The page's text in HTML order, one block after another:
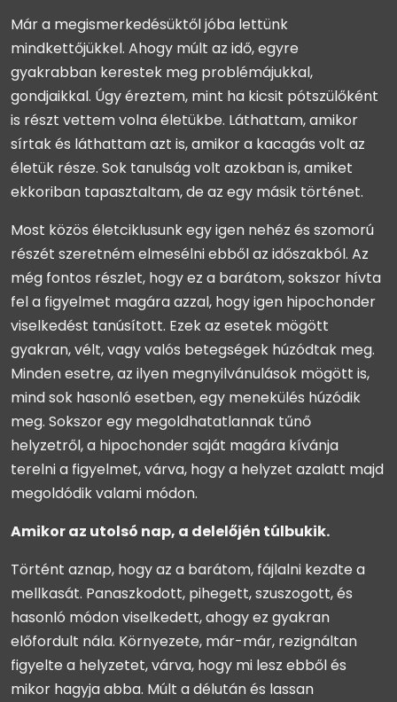
Már a megismerkedésüktől jóba lettünk
mindkettőjükkel. Ahogy múlt az idő, egyre
gyakrabban kerestek meg problémájukkal,
gondjaikkal. Úgy éreztem, mint ha kicsit pótszülőként
is részt vettem volna életükbe. Láthattam, amikor
sírtak és láthattam azt is, amikor a kacagás volt az
életük része. Sok tanulság volt azokban is, amiket
ekkoriban tapasztaltam, de az egy másik történet.
Most közös életciklusunk egy igen nehéz és szomorú
részét szeretném elmesélni ebből az időszakból. Az
még fontos részlet, hogy ez a barátom, sokszor hívta
fel a figyelmet magára azzal, hogy igen hipochonder
viselkedést tanúsított. Ezek az esetek mögött
gyakran, vélt, vagy valós betegségek húzódtak meg.
Minden esetre, az ilyen megnyilvánulások mögött is,
mind sok hasonló esetben, egy menekülés húzódik
meg. Sokszor egy megoldhatatlannak tűnő
helyzetről, a hipochonder saját magára kívánja
terelni a figyelmet, várva, hogy a helyzet azalatt majd
megoldódik valami módon.
Amikor az utolsó nap, a delelőjén túlbukik.
Történt aznap, hogy az a barátom, fájlalni kezdte a
mellkasát. Panaszkodott, pihegett, szuszogott, és
hasonló módon viselkedett, ahogy ez gyakran
előfordult nála. Környezete, már-már, rezignáltan
figyelte a helyzetet, várva, hogy mi lesz ebből és
mikor hagyja abba. Múlt a délután és lassan